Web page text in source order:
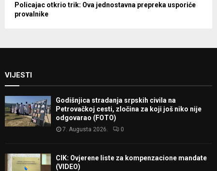
Policajac otkrio trik: Ova jednostavna prepreka usporiće
provalnike
VIJESTI
Godišnjica stradanja srpskih civila na
Petrovačkoj cesti, zločina za koji još niko nije
odgovarao (FOTO)
7. Augusta 2026. 0
CIK: Ovjerene liste za kompenzacione mandate
(VIDEO)